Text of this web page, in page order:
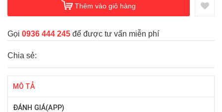
Thêm vào giỏ hàng
Gọi 0936 444 245 để được tư vấn miễn phí
Chia sẻ:
MÔ TẢ
ĐÁNH GIÁ(APP)